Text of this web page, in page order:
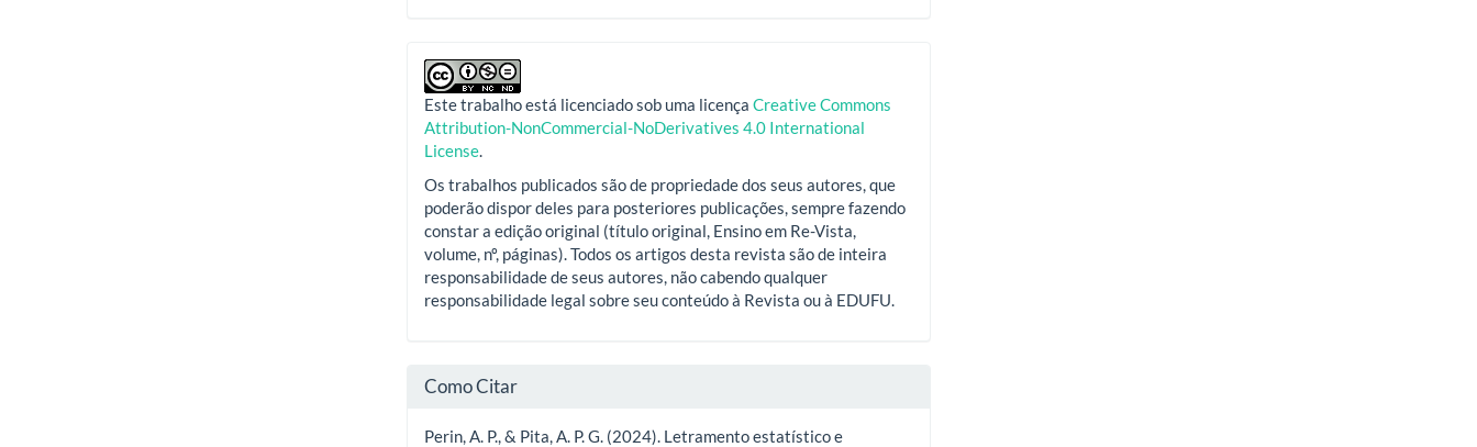
Este trabalho está licenciado sob uma licençaCreative Commons
Attribution-NonCommercial-NoDerivatives 4.0 International
License
Os trabalhos publicados são de propriedade dos seus autores, que
poderão dispor deles para posteriores publicações, sempre fazendo
constar a edição original (título original, Ensino em Re-Vista,
volume, nº, páginas). Todos os artigos desta revista são de inteira
responsabilidade de seus autores, não cabendo qualquer
responsabilidade legal sobre seu conteúdo à Revista ou à EDUFU.
Como Citar
Perin, A. P., & Pita, A. P. G. (2024). Letramento estatístico e